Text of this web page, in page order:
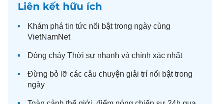
Liên kết hữu ích
Khám phá tin tức nổi bật trong ngày cùng
VietNamNet
Dòng chảy Thời sự nhanh và chính xác nhất
Đừng bỏ lỡ các câu chuyện giải trí nổi bật trong
ngày